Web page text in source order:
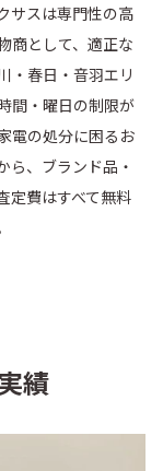
サスは専門性の高
商として、適正な
・春日・音羽エリ
間・曜日の制限が
電の処分に困るお
ら、ブランド品・
定費はすべて無料
績